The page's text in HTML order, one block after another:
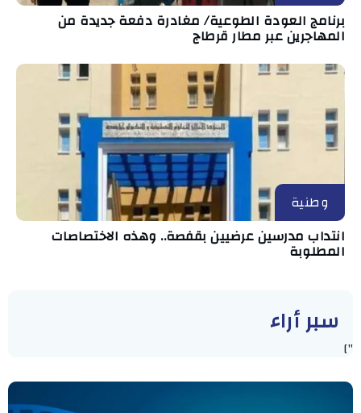
برنامج العودة الطوعية/ مغادرة دفعة جديدة من
المهاجرين عبر مطار قرطاج
وطنية
انتداب مدرسين عرضيين بقفصة.. وهذه الاختصاصات
المطلوبة
سبر أراء
"]